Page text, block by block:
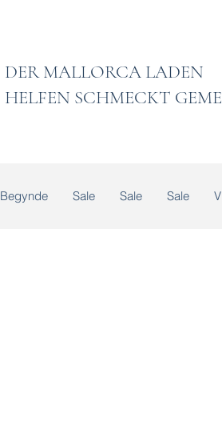
DER MALLORCA
HELFEN SCHMECKT
Begynde Sale Sale Sale